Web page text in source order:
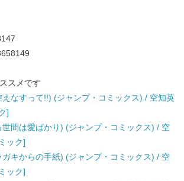
スメです
なすって!!) (ジャンプ・コミックス) / 空知英
]
間は愛ばかり) (ジャンプ・コミックス) / 空
ック]
キからの手紙) (ジャンプ・コミックス) / 空
ック]